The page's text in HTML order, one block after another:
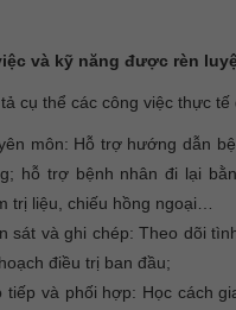
và kỹ năng được rèn
cụ thể các công việc thực
môn: Hỗ trợ hướng dẫn
hỗ trợ bệnh nhân đi lại
trị liệu, chiếu hồng ngoại…
sát và ghi chép: Theo dõi
điều trị ban đầu;
tiếp và phối hợp: Học cách